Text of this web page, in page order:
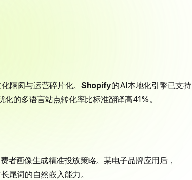
隔阂与运营碎片化。Shopify的AI本地化引擎已支持
的多语言站点转化率比标准翻译高41%。
画像生成精准投放策略。某电子品牌应用后，
尾词的自然嵌入能力。